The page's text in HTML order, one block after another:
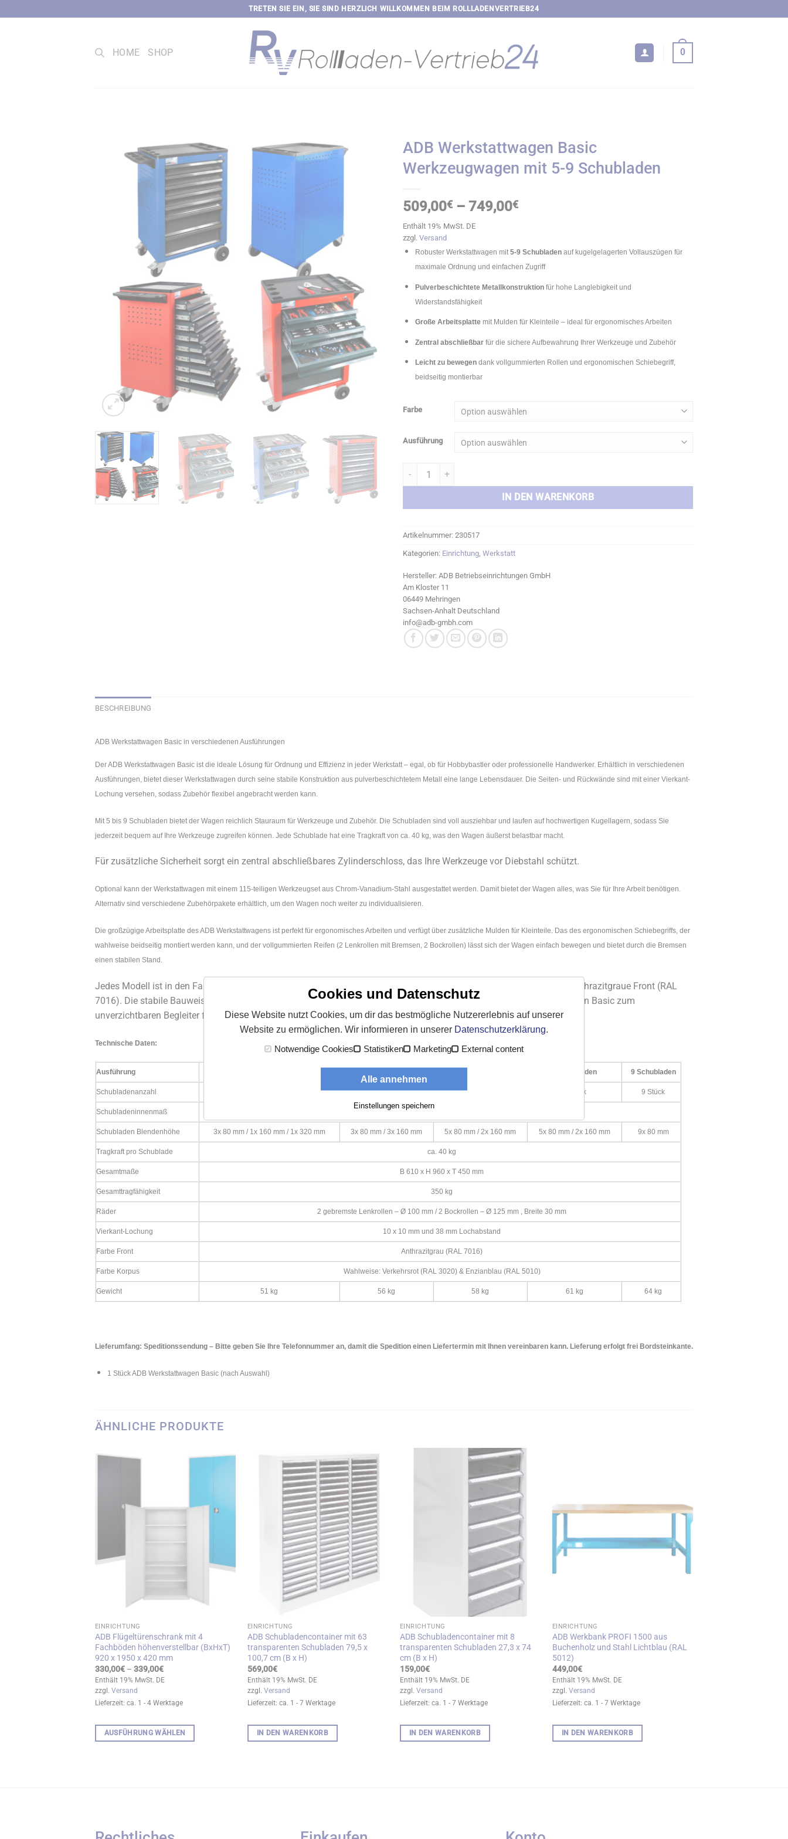
Inhalt
TRETEN SIE EIN, SIE SIND HERZLICH WILLKOMMEN BEIM ROLLLADENVERTRIEB24
HOME SHOP 0
ADB Werkstattwagen Basic
Werkzeugwagen mit 5-9 Schubladen
509,00€ – 749,00€Preisspanne:
749,00€
Enthält 19% MwSt. DE
zzgl. Versand
Robuster Werkstattwagen mit5-9 Schubladen auf kugelgelagerten Vollauszügen für
maximale Ordnung und einfachen Zugriff
Pulverbeschichtete Metallkonstruktionfür hohe Langlebigkeit und
Widerstandsfähigkeit
Große Arbeitsplattemit Mulden für Kleinteile – ideal für ergonomisches Arbeiten
Zentral abschließbarfür die sichere Aufbewahrung Ihrer Werkzeuge und Zubehör
Leicht zu bewegendank vollgummierten Rollen und ergonomischen Schiebegriff,
beidseitig montierbar
Farbe
Ausführung
ADB Werkstattwagen Basic Werkzeugwagen mit 5-9 Schubladen Menge
IN DEN WARENKORB
Artikelnummer: 230517
Kategorien: Einrichtung, Werkstatt
Hersteller: ADB Betriebseinrichtungen GmbH
Am Kloster 11
06449 Mehringen
Sachsen-Anhalt Deutschland
info@adb-gmbh.com
BESCHREIBUNG
ADB Werkstattwagen Basic in verschiedenen Ausführungen
Der ADB Werkstattwagen Basic ist die ideale Lösung für Ordnung und Effizienz in jeder Werkstatt – egal, ob für Hobbybastler oder professionelle Handwerker. Erhältlich in verschiedenen
Ausführungen, bietet dieser Werkstattwagen durch seine stabile Konstruktion aus pulverbeschichtetem Metall eine lange Lebensdauer. Die Seiten- und Rückwände sind mit einer Vierkant-
Lochung versehen, sodass Zubehör flexibel angebracht werden kann.
Mit 5 bis 9 Schubladen bietet der Wagen reichlich Stauraum für Werkzeuge und Zubehör. Die Schubladen sind voll ausziehbar und laufen auf hochwertigen Kugellagern, sodass Sie
jederzeit bequem auf Ihre Werkzeuge zugreifen können. Jede Schublade hat eine Tragkraft von ca. 40 kg, was den Wagen äußerst belastbar macht.
Für zusätzliche Sicherheit sorgt ein zentral abschließbares Zylinderschloss, das Ihre Werkzeuge vor Diebstahl schützt.
Optional kann der Werkstattwagen mit einem 115-teiligen Werkzeugset aus Chrom-Vanadium-Stahl ausgestattet werden. Damit bietet der Wagen alles, was Sie für Ihre Arbeit benötigen.
Alternativ sind verschiedene Zubehörpakete erhältlich, um den Wagen noch weiter zu individualisieren.
Die großzügige Arbeitsplatte des ADB Werkstattwagens ist perfekt für ergonomisches Arbeiten und verfügt über zusätzliche Mulden für Kleinteile. Das des ergonomischen Schiebegriffs, der
wahlweise beidseitig montiert werden kann, und der vollgummierten Reifen (2 Lenkrollen mit Bremsen, 2 Bockrollen) lässt sich der Wagen einfach bewegen und bietet durch die Bremsen
einen stabilen Stand.
Jedes Modell ist in den Farben Verkehrsrot (RAL 3020) oder Enzianblau (RAL 5010) erhältlich und verfügt über eine anthrazitgraue Front (RAL
7016). Die stabile Bauweise, die flexible Handhabung und das optionale Werkzeugset machen den ADB Werkstattwagen Basic zum
unverzichtbaren Begleiter für jede Werkstatt.
Technische Daten:
Ausführung 8 Schubladen 9 Schubladen
Schubladenanzahl 6 Stück 8 Stück 9 Stück
Schubladeninnenmaß
Schubladen Blendenhöhe 3x 80 mm / 1x 160 mm / 1x 320 mm 3x 80 mm / 3x 160 mm 5x 80 mm / 2x 160 mm 5x 80 mm / 2x 160 mm 9x 80 mm
Tragkraft pro Schublade ca. 40 kg
Gesamtmaße B 610 x H 960 x T 450 mm
Gesamttragfähigkeit 350 kg
Räder 2 gebremste Lenkrollen – Ø 100 mm / 2 Bockrollen – Ø 125 mm , Breite 30 mm
Vierkant-Lochung 10 x 10 mm und 38 mm Lochabstand
Farbe Front Anthrazitgrau (RAL 7016)
Farbe Korpus Wahlweise: Verkehrsrot (RAL 3020) & Enzianblau (RAL 5010)
Gewicht 51 kg 56 kg 58 kg 61 kg 64 kg
Lieferumfang: Speditionssendung – Bitte geben Sie Ihre Telefonnummer an, damit die Spedition einen Liefertermin mit Ihnen vereinbaren kann. Lieferung erfolgt frei Bordsteinkante.
1 Stück ADB Werkstattwagen Basic (nach Auswahl)
ÄHNLICHE PRODUKTE
EINRICHTUNG
ADB Flügeltürenschrank mit 4
Fachböden höhenverstellbar (BxHxT)
920 x 1950 x 420 mm
330,00€ – 339,00€Preisspanne:
330,00€
bis
Enthält 19% MwSt. DE
zzgl. Versand
Lieferzeit: ca. 1 - 4 Werktage
AUSFÜHRUNG WÄHLEN
EINRICHTUNG
ADB Schubladencontainer mit 63
transparenten Schubladen 79,5 x
100,7 cm (B x H)
569,00€
Enthält 19% MwSt. DE
zzgl. Versand
Lieferzeit: ca. 1 - 7 Werktage
IN DEN WARENKORB
EINRICHTUNG
ADB Schubladencontainer mit 8
transparenten Schubladen 27,3 x 74
cm (B x H)
159,00€
Enthält 19% MwSt. DE
zzgl. Versand
Lieferzeit: ca. 1 - 7 Werktage
IN DEN WARENKORB
EINRICHTUNG
ADB Werkbank PROFI 1500 aus
Buchenholz und Stahl Lichtblau (RAL
5012)
449,00€
Enthält 19% MwSt. DE
zzgl. Versand
Lieferzeit: ca. 1 - 7 Werktage
IN DEN WARENKORB
Cookies und Datenschutz
Diese Website nutzt Cookies, um dir das bestmögliche Nutzererlebnis auf unserer
Website zu ermöglichen. Wir informieren in unserer Datenschutzerklärung
Notwendige Cookies
Statistiken Marketing External content
Alle annehmen
Einstellungen speichern